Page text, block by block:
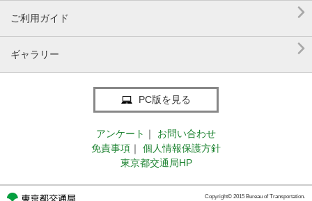
ご利用ガイド 
ギャラリー 
PC版を見る
アンケート ｜
お問い合わせ
免責事項 ｜
個人情報保護方針
東京都交通局HP
Copyright© 2015 Bureau of Transportation.